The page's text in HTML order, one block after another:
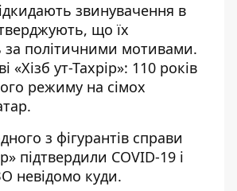
звинувачення в
що їх
за політичними мотивами.
«Хізб ут-Тахрір»: 110 років
режиму на сімох
з фігурантів справи
підтвердили COVID-19 і
невідомо куди.